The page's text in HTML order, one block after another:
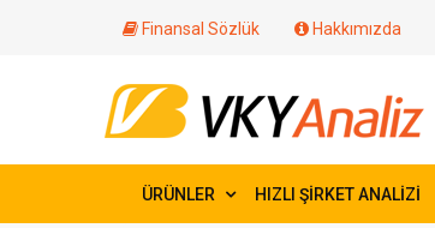
Finansal Sözlük Hakkımızda
ÜRÜNLER HIZLI ŞİRKET ANALİZİ